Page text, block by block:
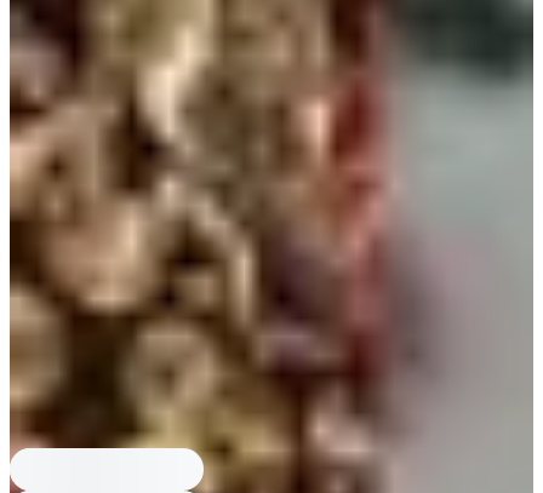
Конфит хэрхэн бэлддэг вэ?
Конфит нь загасыг давстай төмөр таваг
дээр тарааж, арьсыг тосоор нимгэн зурж, бага температурт
шөнөжин жигнэж шүүсийг хадгалж бэлтгэдэг.
Азалия цайг хэрхэн амталдаг вэ?
Азалия цайг шүүж, бага зэрэг
зөгийн бал нэмээд, лийр болон нимбэгний зүсэмээр чимэглэн
Mr. Queen дээр ямар хоол гардаг вэ?
Жүжигт гарсан хоолнууд:
Samhyang Ramyeon, Shinseonro, Конфит, Сүүтэй Gnocchi, Азалия
Samhyang Ramyeon гэж юу вэ?
'гурав' болон 'hyang' буюу 'үнэр' гэсэн утгатай, Samyang Ramen-тэй
холбоотой нэртэй рамён юм.
Shinseonro-г хаана бичсэн бэ?
Shinseonro-ийн тэмдэглэл нь Dongguk
Sesigi (동국세시기 · 1849) номонд тэмдэглэгдсэн бөгөөд зуухны
голд нүүрсний гал дээр хийгддэг гэж бичсэн.
Конфит хэрхэн бэлддэг вэ?
Конфит нь загасыг давстай төмөр таваг
дээр тарааж, арьсыг тосоор нимгэн зурж, бага температурт
шөнөжин жигнэж шүүсийг хадгалж бэлтгэдэг.
Азалия цайг хэрхэн амталдаг вэ?
Азалия цайг шүүж, бага зэрэг
зөгийн бал нэмээд, лийр болон нимбэгний зүсэмээр чимэглэн
хэрэглэнэ.